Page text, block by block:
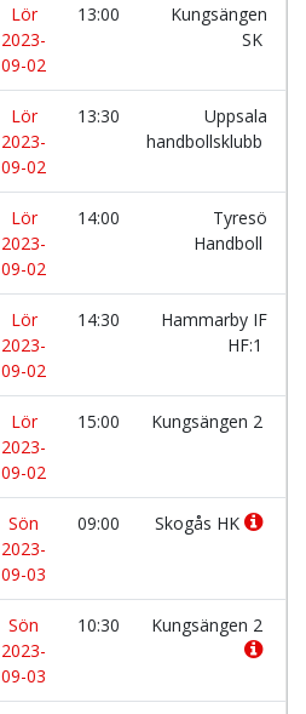
Lör
2023-
09-02
13:00
Kungsängen
SK
Lör
2023-
09-02
13:30
Uppsala
handbollsklubb
Lör
2023-
09-02
14:00
Tyresö
Handboll
Lör
2023-
09-02
14:30
Hammarby IF
HF:1
Lör
2023-
09-02
15:00 Kungsängen 2
Sön
2023-
09-03
09:00 Skogås HK
Sön
2023-
09-03
10:30 Kungsängen 2